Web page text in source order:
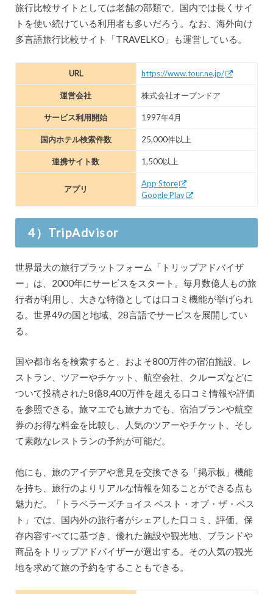
旅行比較サイトとしては老舗の部類で、国内では長くサイ
トを使い続けている利用者も多いだろう。なお、海外向け
多言語旅行比較サイト「TRAVELKO」も運営している。
URL https://www.tour.ne.jp/
運営会社 株式会社オープンドア
サービス利用開始 1997年4月
国内ホテル検索件数 25,000件以上
連携サイト数 1,500以上
アプリ
App Store
Google Play
4）TripAdvisor
世界最大の旅行プラットフォーム「トリップアドバイザ
ー」は、2000年にサービスをスタート。毎月数億人もの旅
行者が利用し、大きな特徴としては口コミ機能が挙げられ
る。世界49の国と地域、28言語でサービスを展開してい
る。
国や都市名を検索すると、およそ800万件の宿泊施設、レ
ストラン、ツアーやチケット、航空会社、クルーズなどに
ついて投稿された8億8,400万件を超える口コミ情報や評価
を参照できる。旅マエでも旅ナカでも、宿泊プランや航空
券のお得な料金を比較し、人気のツアーやチケット、そし
て素敵なレストランの予約が可能だ。
他にも、旅のアイデアや意見を交換できる「掲示板」機能
を持ち、旅行のよりリアルな情報を知ることができる点も
魅力だ。「トラベラーズチョイス ベスト・オブ・ザ・ベス
ト」では、国内外の旅行者がシェアした口コミ、評価、保
存内容すべてに基づき、優れた施設や観光地、ブランドや
商品をトリップアドバイザーが選出する。その人気の観光
地を求めて旅の予約をすることもできる。